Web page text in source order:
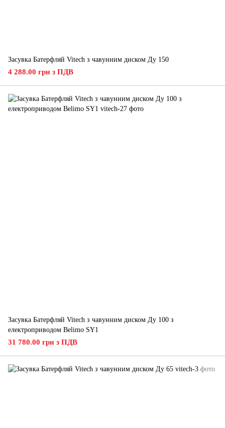
Засувка Батерфляй Vitech з чавунним диском Ду 150
4 288.00 грн з ПДВ
Засувка Батерфляй Vitech з чавунним диском Ду 100 з
електроприводом Belimo SY1
31 780.00 грн з ПДВ